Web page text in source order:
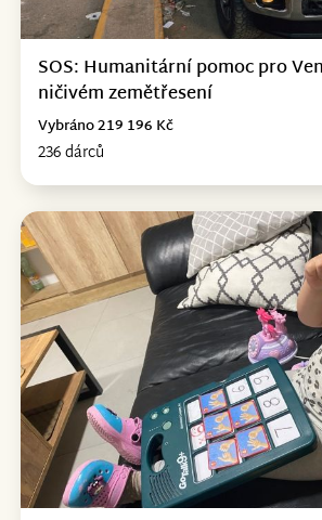
SOS: Humanitární pomoc pro
ničivém zemětřesení
236 dárců
Vybráno 219 196 Kč